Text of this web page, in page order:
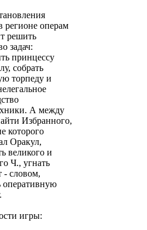
регионе операм
решить
задач:
принцессу
собрать
торпеду и
А между
Избранного,
которого
Оракул,
великого и
Ч., угнать
- словом,
оперативную
игры: